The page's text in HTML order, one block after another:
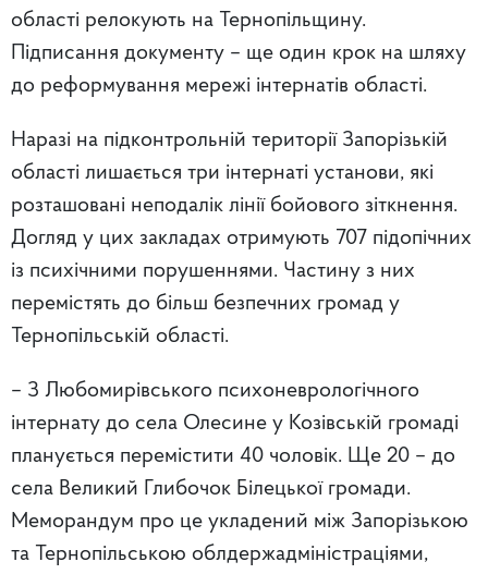
області релокують на Тернопільщину.
Підписання документу – ще один крок на шляху
до реформування мережі інтернатів області.
Наразі на підконтрольній території Запорізькій
області лишається три інтернаті установи, які
розташовані неподалік лінії бойового зіткнення.
Догляд у цих закладах отримують 707 підопічних
із психічними порушеннями. Частину з них
перемістять до більш безпечних громад у
Тернопільській області.
– З Любомирівського психоневрологічного
інтернату до села Олесине у Козівській громаді
планується перемістити 40 чоловік. Ще 20 – до
села Великий Глибочок Білецької громади.
Меморандум про це укладений між Запорізькою
та Тернопільською облдержадміністраціями,